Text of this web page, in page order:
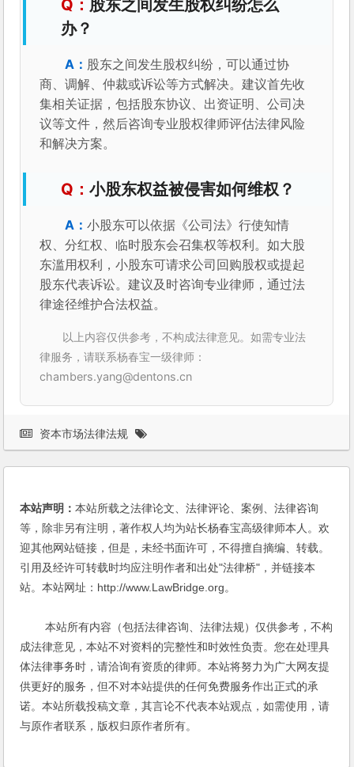
股东之间发生股权纠纷怎么
办？
股东之间发生股权纠纷，可以通过协
商、调解、仲裁或诉讼等方式解决。建议首先收
集相关证据，包括股东协议、出资证明、公司决
议等文件，然后咨询专业股权律师评估法律风险
和解决方案。
小股东权益被侵害如何维权？
小股东可以依据《公司法》行使知情
权、分红权、临时股东会召集权等权利。如大股
东滥用权利，小股东可请求公司回购股权或提起
股东代表诉讼。建议及时咨询专业律师，通过法
律途径维护合法权益。
以上内容仅供参考，不构成法律意见。如需专业法
律服务，请联系杨春宝一级律师：
chambers.yang@dentons.cn
资本市场法律法规
本站声明：本站所载之法律论文、法律评论、案例、法律咨询
等，除非另有注明，著作权人均为站长杨春宝高级律师本人。欢
迎其他网站链接，但是，未经书面许可，不得擅自摘编、转载。
引用及经许可转载时均应注明作者和出处"法律桥"，并链接本
站。本站网址：http://www.LawBridge.org。
本站所有内容（包括法律咨询、法律法规）仅供参考，不构
成法律意见，本站不对资料的完整性和时效性负责。您在处理具
体法律事务时，请洽询有资质的律师。本站将努力为广大网友提
供更好的服务，但不对本站提供的任何免费服务作出正式的承
诺。本站所载投稿文章，其言论不代表本站观点，如需使用，请
与原作者联系，版权归原作者所有。